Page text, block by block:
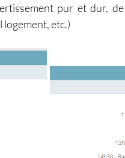
pur et dur,
logement, etc.)